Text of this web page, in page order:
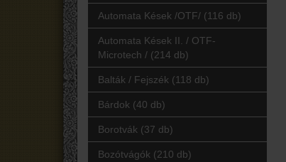
Automata Kések /OTF/ (116 db)
Automata Kések II. / OTF-
Microtech / (214 db)
Balták / Fejszék (118 db)
Bárdok (40 db)
Borotvák (37 db)
Bozótvágók (210 db)